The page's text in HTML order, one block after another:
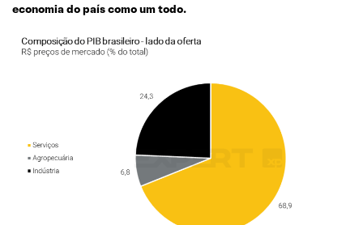
economia do país como um todo.